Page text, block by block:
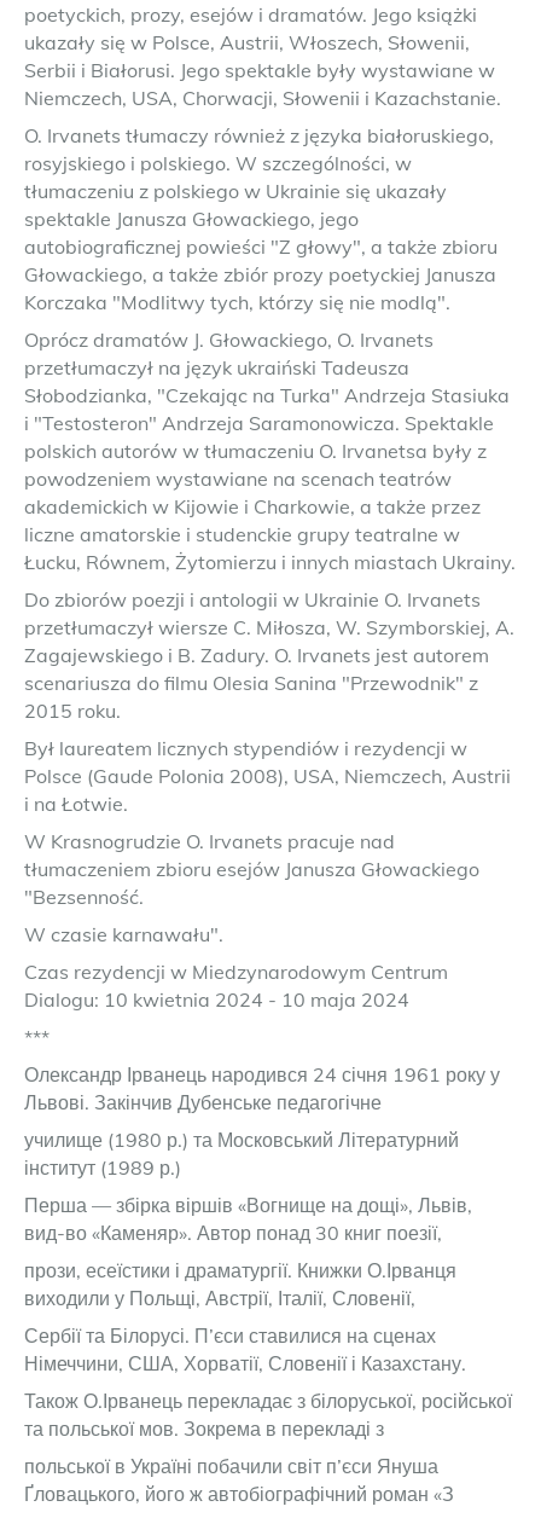
poetyckich, prozy, esejów i dramatów. Jego książki
ukazały się w Polsce, Austrii, Włoszech, Słowenii,
Serbii i Białorusi. Jego spektakle były wystawiane w
Niemczech, USA, Chorwacji, Słowenii i Kazachstanie.
O. Irvanets tłumaczy również z języka białoruskiego,
rosyjskiego i polskiego. W szczególności, w
tłumaczeniu z polskiego w Ukrainie się ukazały
spektakle Janusza Głowackiego, jego
autobiograficznej powieści "Z głowy", a także zbioru
Głowackiego, a także zbiór prozy poetyckiej Janusza
Korczaka "Modlitwy tych, którzy się nie modlą".
Oprócz dramatów J. Głowackiego, O. Irvanets
przetłumaczył na język ukraiński Tadeusza
Słobodzianka, "Czekając na Turka" Andrzeja Stasiuka
i "Testosteron" Andrzeja Saramonowicza. Spektakle
polskich autorów w tłumaczeniu O. Irvanetsa były z
powodzeniem wystawiane na scenach teatrów
akademickich w Kijowie i Charkowie, a także przez
liczne amatorskie i studenckie grupy teatralne w
Łucku, Równem, Żytomierzu i innych miastach Ukrainy.
Do zbiorów poezji i antologii w Ukrainie O. Irvanets
przetłumaczył wiersze C. Miłosza, W. Szymborskiej, A.
Zagajewskiego i B. Zadury. O. Irvanets jest autorem
scenariusza do filmu Olesia Sanina "Przewodnik" z
2015 roku.
Był laureatem licznych stypendiów i rezydencji w
Polsce (Gaude Polonia 2008), USA, Niemczech, Austrii
i na Łotwie.
W Krasnogrudzie O. Irvanets pracuje nad
tłumaczeniem zbioru esejów Janusza Głowackiego
"Bezsenność.
W czasie karnawału".
Czas rezydencji w Miedzynarodowym Centrum
Dialogu: 10 kwietnia 2024 - 10 maja 2024
***
Олександр Ірванець народився 24 січня 1961 року у
Львові. Закінчив Дубенське педагогічне
училище (1980 р.) та Московський Літературний
інститут (1989 р.)
Перша — збірка віршів «Вогнище на дощі», Львів,
вид-во «Каменяр». Автор понад 30 книг поезії,
прози, есеїстики і драматургії. Книжки О.Ірванця
виходили у Польщі, Австрії, Італії, Словенії,
Сербії та Білорусі. П’єси ставилися на сценах
Німеччини, США, Хорватії, Словенії і Казахстану.
Також О.Ірванець перекладає з білоруської, російської
та польської мов. Зокрема в перекладі з
польської в Україні побачили світ п’єси Януша
Ґловацького, його ж автобіографічний роман «З